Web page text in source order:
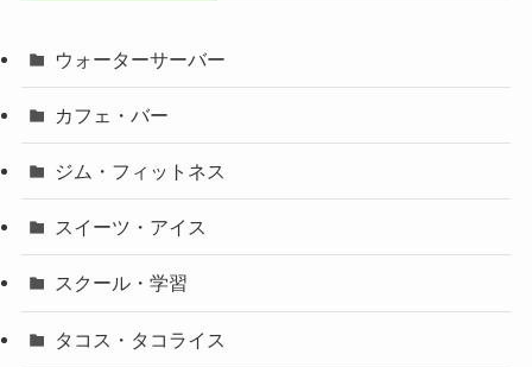
ウォーターサーバー
カフェ・バー
ジム・フィットネス
スイーツ・アイス
スクール・学習
タコス・タコライス